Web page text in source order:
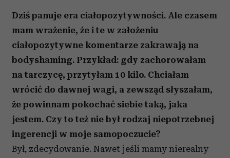
Dziś panuje era ciałopozytywności. Ale czasem
mam wrażenie, że i te w założeniu
ciałopozytywne komentarze zakrawają na
bodyshaming. Przykład: gdy zachorowałam
na tarczycę, przytyłam 10 kilo. Chciałam
wrócić do dawnej wagi, a zewsząd słyszałam,
że powinnam pokochać siebie taką, jaka
jestem. Czy to też nie był rodzaj niepotrzebnej
ingerencji w moje samopoczucie?
Był, zdecydowanie. Nawet jeśli mamy nierealny